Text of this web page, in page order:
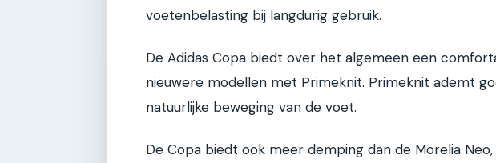
voetenbelasting bij langdurig gebruik.
De Adidas Copa biedt over het algemeen een
nieuwere modellen met Primeknit. Primeknit ademt
natuurlijke beweging van de voet.
De Copa biedt ook meer demping dan de Morelia